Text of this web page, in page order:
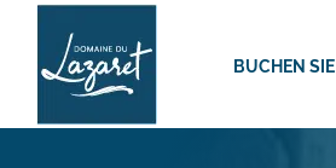
Skip
content
BUCHEN SIE